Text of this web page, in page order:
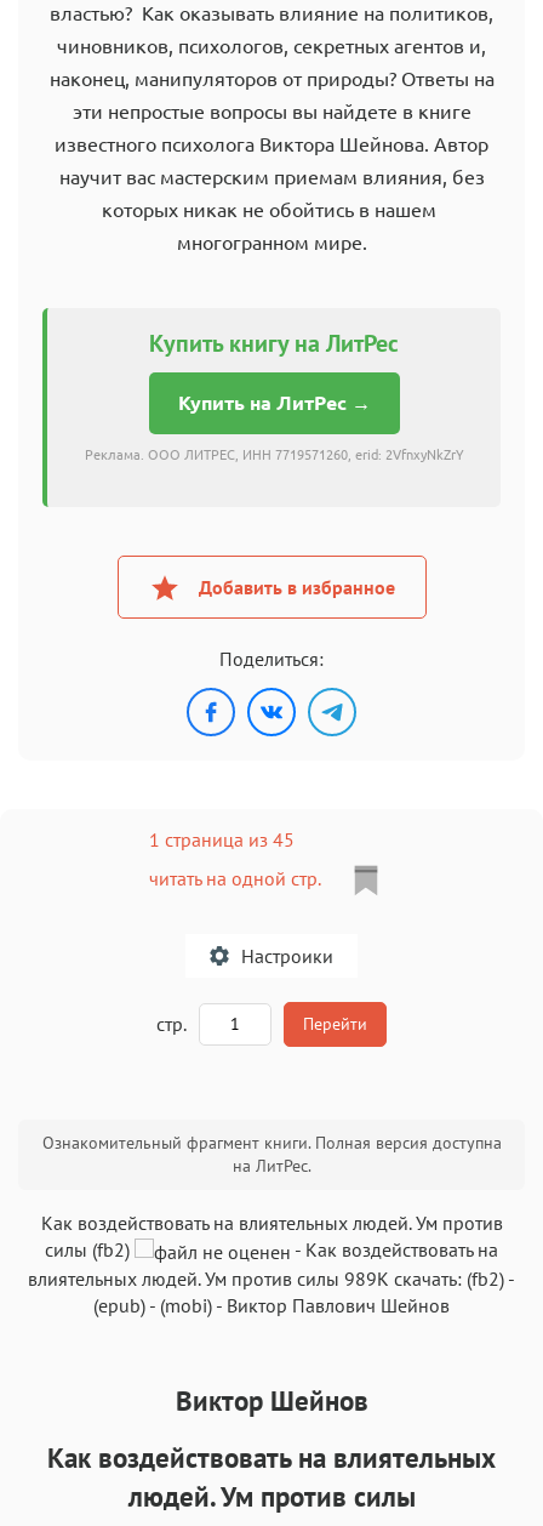
властью? Как оказывать влияние на политиков,
чиновников, психологов, секретных агентов и,
наконец, манипуляторов от природы? Ответы на
эти непростые вопросы вы найдете в книге
известного психолога Виктора Шейнова. Автор
научит вас мастерским приемам влияния, без
которых никак не обойтись в нашем
многогранном мире.
Купить книгу на ЛитРес
Купить на ЛитРес →
Реклама. ООО ЛИТРЕС, ИНН 7719571260, erid: 2VfnxyNkZrY
Добавить в избранное
Поделиться:
1 страница из 45
читать на одной стр.
Настроики
Аа
Roboto
Аа Аа Аа
San Francisco Аа
SF Serif
Аа Аа Аа Аа
стр. Перейти
Ознакомительный фрагмент книги. Полная версия доступна
на ЛитРес.
Как воздействовать на влиятельных людей. Ум против
силы (fb2)
- Как воздействовать на
влиятельных людей. Ум против силы 989K скачать: (fb2) -
(epub) - (mobi) - Виктор Павлович Шейнов
Виктор Шейнов
Как воздействовать на влиятельных
людей. Ум против силы